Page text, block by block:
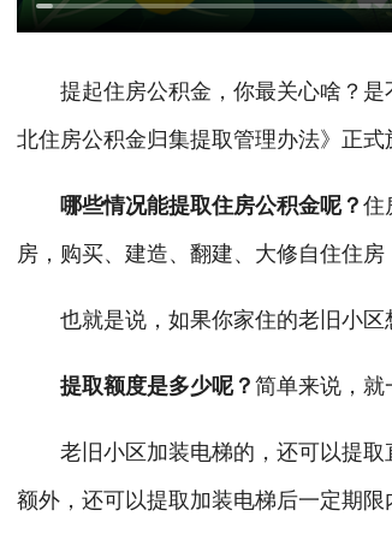
提起住房公积金，你最关心啥？是
北住房公积金归集提取管理办法》正
哪些情况能提取住房公积金呢？住
房，购买、建造、翻建、大修自住住
也就是说，如果你家住的老旧小区
提取额度是多少呢？简单来说，就
老旧小区加装电梯的，还可以提取
额外，还可以提取加装电梯后一定期限